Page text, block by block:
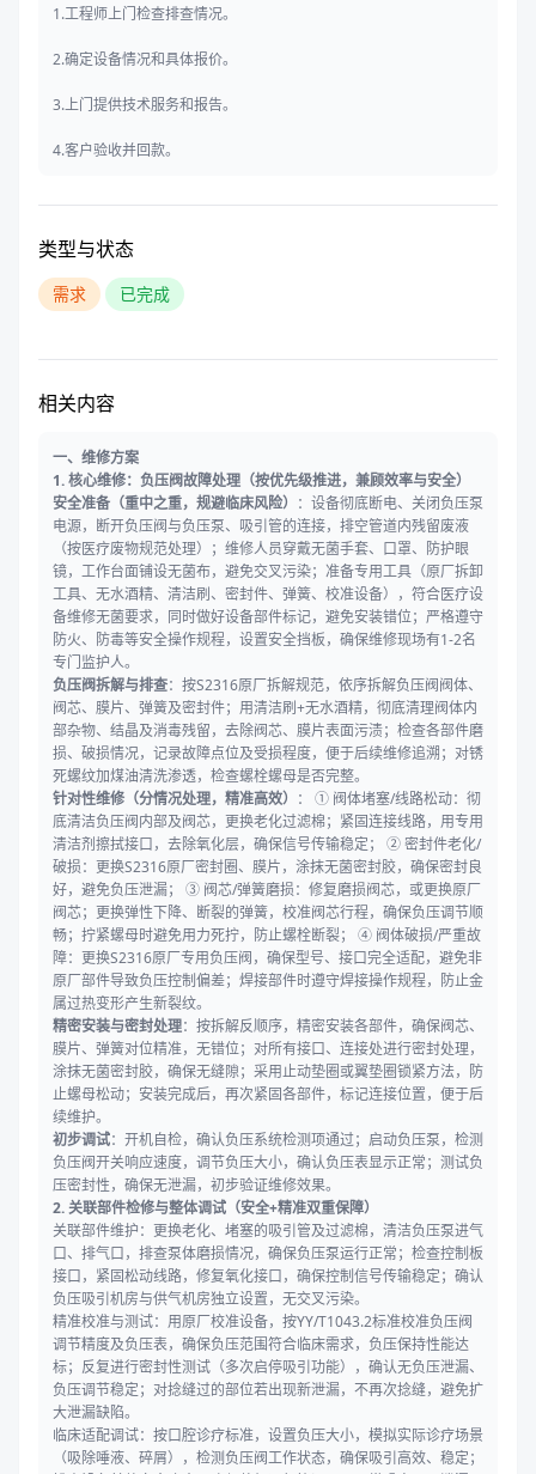
1.工程师上门检查排查情况。
2.确定设备情况和具体报价。
3.上门提供技术服务和报告。
4.客户验收并回款。
类型与状态
需求 已完成
相关内容
一、维修方案
1. 核心维修：负压阀故障处理（按优先级推进，兼顾效率与安全）
安全准备（重中之重，规避临床风险） ：设备彻底断电、关闭负压泵
电源，断开负压阀与负压泵、吸引管的连接，排空管道内残留废液
（按医疗废物规范处理）；维修人员穿戴无菌手套、口罩、防护眼
镜，工作台面铺设无菌布，避免交叉污染；准备专用工具（原厂拆卸
工具、无水酒精、清洁刷、密封件、弹簧、校准设备），符合医疗设
备维修无菌要求，同时做好设备部件标记，避免安装错位；严格遵守
防火、防毒等安全操作规程，设置安全挡板，确保维修现场有1-2名
专门监护人。
负压阀拆解与排查：按S2316原厂拆解规范，依序拆解负压阀阀体、
阀芯、膜片、弹簧及密封件；用清洁刷+无水酒精，彻底清理阀体内
部杂物、结晶及消毒残留，去除阀芯、膜片表面污渍；检查各部件磨
损、破损情况，记录故障点位及受损程度，便于后续维修追溯；对锈
死螺纹加煤油清洗渗透，检查螺栓螺母是否完整。
针对性维修（分情况处理，精准高效） ： ① 阀体堵塞/线路松动：彻
底清洁负压阀内部及阀芯，更换老化过滤棉；紧固连接线路，用专用
清洁剂擦拭接口，去除氧化层，确保信号传输稳定； ② 密封件老化/
破损：更换S2316原厂密封圈、膜片，涂抹无菌密封胶，确保密封良
好，避免负压泄漏； ③ 阀芯/弹簧磨损：修复磨损阀芯，或更换原厂
阀芯；更换弹性下降、断裂的弹簧，校准阀芯行程，确保负压调节顺
畅；拧紧螺母时避免用力死拧，防止螺栓断裂； ④ 阀体破损/严重故
障：更换S2316原厂专用负压阀，确保型号、接口完全适配，避免非
原厂部件导致负压控制偏差；焊接部件时遵守焊接操作规程，防止金
属过热变形产生新裂纹。
精密安装与密封处理：按拆解反顺序，精密安装各部件，确保阀芯、
膜片、弹簧对位精准，无错位；对所有接口、连接处进行密封处理，
涂抹无菌密封胶，确保无缝隙；采用止动垫圈或翼垫圈锁紧方法，防
止螺母松动；安装完成后，再次紧固各部件，标记连接位置，便于后
续维护。
初步调试：开机自检，确认负压系统检测项通过；启动负压泵，检测
负压阀开关响应速度，调节负压大小，确认负压表显示正常；测试负
压密封性，确保无泄漏，初步验证维修效果。
2. 关联部件检修与整体调试（安全+精准双重保障）
关联部件维护：更换老化、堵塞的吸引管及过滤棉，清洁负压泵进气
口、排气口，排查泵体磨损情况，确保负压泵运行正常；检查控制板
接口，紧固松动线路，修复氧化接口，确保控制信号传输稳定；确认
负压吸引机房与供气机房独立设置，无交叉污染。
精准校准与测试：用原厂校准设备，按YY/T1043.2标准校准负压阀
调节精度及负压表，确保负压范围符合临床需求，负压保持性能达
标；反复进行密封性测试（多次启停吸引功能），确认无负压泄漏、
负压调节稳定；对捻缝过的部位若出现新泄漏，不再次捻缝，避免扩
大泄漏缺陷。
临床适配调试：按口腔诊疗标准，设置负压大小，模拟实际诊疗场景
（吸除唾液、碎屑），检测负压阀工作状态，确保吸引高效、稳定；